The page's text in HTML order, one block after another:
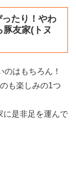
たり！やわ
豚友家(トヌ
はもちろん！
も楽しみの1つ
に是非足を運んで